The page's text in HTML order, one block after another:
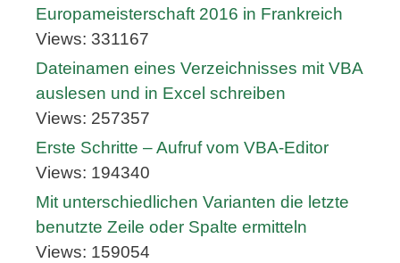
Europameisterschaft 2016 in Frankreich
Views: 331167
Dateinamen eines Verzeichnisses mit VBA
auslesen und in Excel schreiben
Views: 257357
Erste Schritte – Aufruf vom VBA-Editor
Views: 194340
Mit unterschiedlichen Varianten die letzte
benutzte Zeile oder Spalte ermitteln
Views: 159054